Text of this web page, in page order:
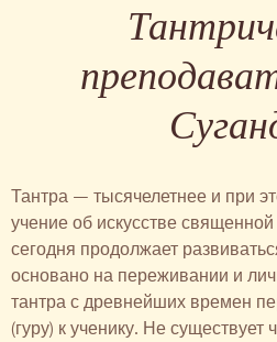
Тантра – тысячелетнее и при
учение об искусстве
сегодня продолжает
основано на переживании и
тантра с древнейших времен
(гуру) к ученику. Не существует